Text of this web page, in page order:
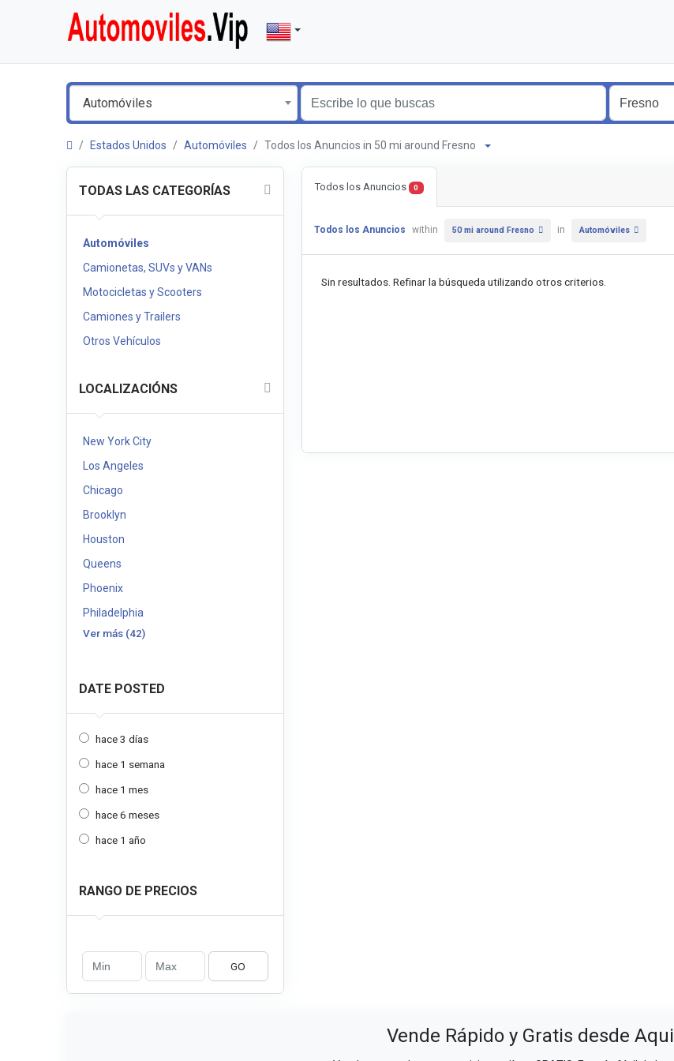
Automóviles
Estados Unidos Automóviles Todos los Anuncios in 50 mi around Fresno
TODAS LAS CATEGORÍAS
Automóviles
Camionetas, SUVs y VANs
Motocicletas y Scooters
Camiones y Trailers
Otros Vehículos
LOCALIZACIÓNS
New York City
Los Angeles
Chicago
Brooklyn
Houston
Queens
Phoenix
Philadelphia
Ver más (42)
DATE POSTED
hace 3 días
hace 1 semana
hace 1 mes
hace 6 meses
hace 1 año
RANGO DE PRECIOS
GO
Todos los Anuncios 0
Todos los Anuncios within 50 mi around Fresno in Automóviles
Sin resultados. Refinar la búsqueda utilizando otros criterios.
Vende Rápido y Gratis desde Aqui